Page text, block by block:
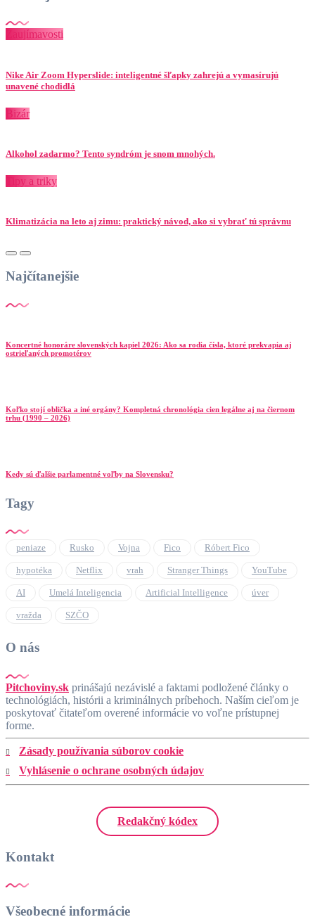
Zaujímavosti
Nike Air Zoom Hyperslide: inteligentné šľapky zahrejú a vymasírujú
unavené chodidlá
Bizár
Alkohol zadarmo? Tento syndróm je snom mnohých.
Tipy a triky
Klimatizácia na leto aj zimu: praktický návod, ako si vybrať tú správnu
Najčítanejšie
Koncertné honoráre slovenských kapiel 2026: Ako sa rodia čísla, ktoré prekvapia aj
ostrieľaných promotérov
Koľko stojí oblička a iné orgány? Kompletná chronológia cien legálne aj na čiernom
trhu (1990 – 2026)
Kedy sú ďalšie parlamentné voľby na Slovensku?
Tagy
peniaze Rusko Vojna Fico Róbert Fico
hypotéka Netflix vrah Stranger Things YouTube
AI Umelá Inteligencia Artificial Intelligence úver
vražda SZČO
O nás
Pitchoviny.sk prinášajú nezávislé a faktami podložené články o
technológiách, histórii a kriminálnych príbehoch. Naším cieľom je
poskytovať čitateľom overené informácie vo voľne prístupnej
forme.
Zásady používania súborov cookie
Vyhlásenie o ochrane osobných údajov
Redakčný kódex
Kontakt
Všeobecné informácie